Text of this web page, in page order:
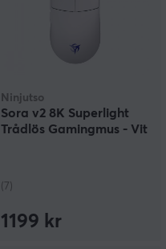
Ninjutso
Sora v2 8K Superlight
Trådlös Gamingmus - Vit
(7)
1199 kr